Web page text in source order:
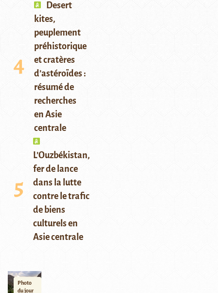
Desert
kites,
peuplement
préhistorique
et cratères
d’astéroïdes :
résumé de
recherches
en Asie
centrale
L’Ouzbékistan,
fer de lance
dans la lutte
contre le trafic
de biens
culturels en
Asie centrale
Photo
du jour